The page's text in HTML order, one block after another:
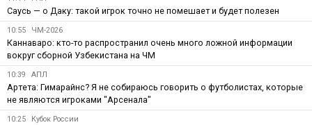
Саусь — о Даку: такой игрок точно не помешает и будет полезен
10:55 ЧМ-2026
Каннаваро: кто-то распространил очень много ложной информации
вокруг сборной Узбекистана на ЧМ
10:39 АПЛ
Артета: Гимарайнс? Я не собираюсь говорить о футболистах, которые
не являются игроками "Арсенала"
10:25 Кубок России